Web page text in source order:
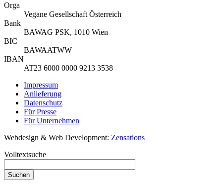
Orga
Vegane Gesellschaft Österreich
Bank
BAWAG PSK, 1010 Wien
BIC
BAWAATWW
IBAN
AT23 6000 0000 9213 3538
Impressum
Anlieferung
Datenschutz
Für Presse
Für Unternehmen
Webdesign & Web Development: Zensations
Volltextsuche